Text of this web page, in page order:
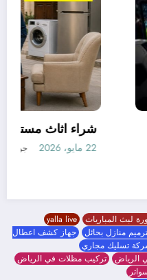
طريقة متابعة كرة
لبث المباريات yalla live
منازل بحائل جهاز كشف اعطال
تسليك مجاري
الرياض تركيب مظلات في الرياض